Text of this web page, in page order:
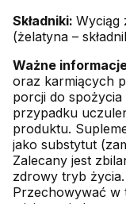
Składniki: Wyciąg
(żelatyna –
Ważne
oraz karmiących
porcji do
przypadku
produktu.
jako substytut
Zalecany jest
zdrowy tryb życia.
Przechowywać w